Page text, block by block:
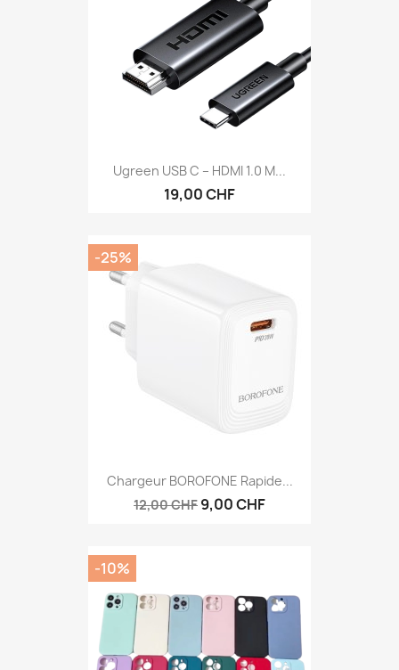
Ugreen USB C – HDMI 1.0 M...
19,00 CHF
Chargeur BOROFONE Rapide...
12,00 CHF 9,00 CHF
-25%
-10%